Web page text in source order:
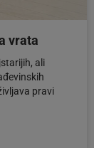
vrata
ali
pravi